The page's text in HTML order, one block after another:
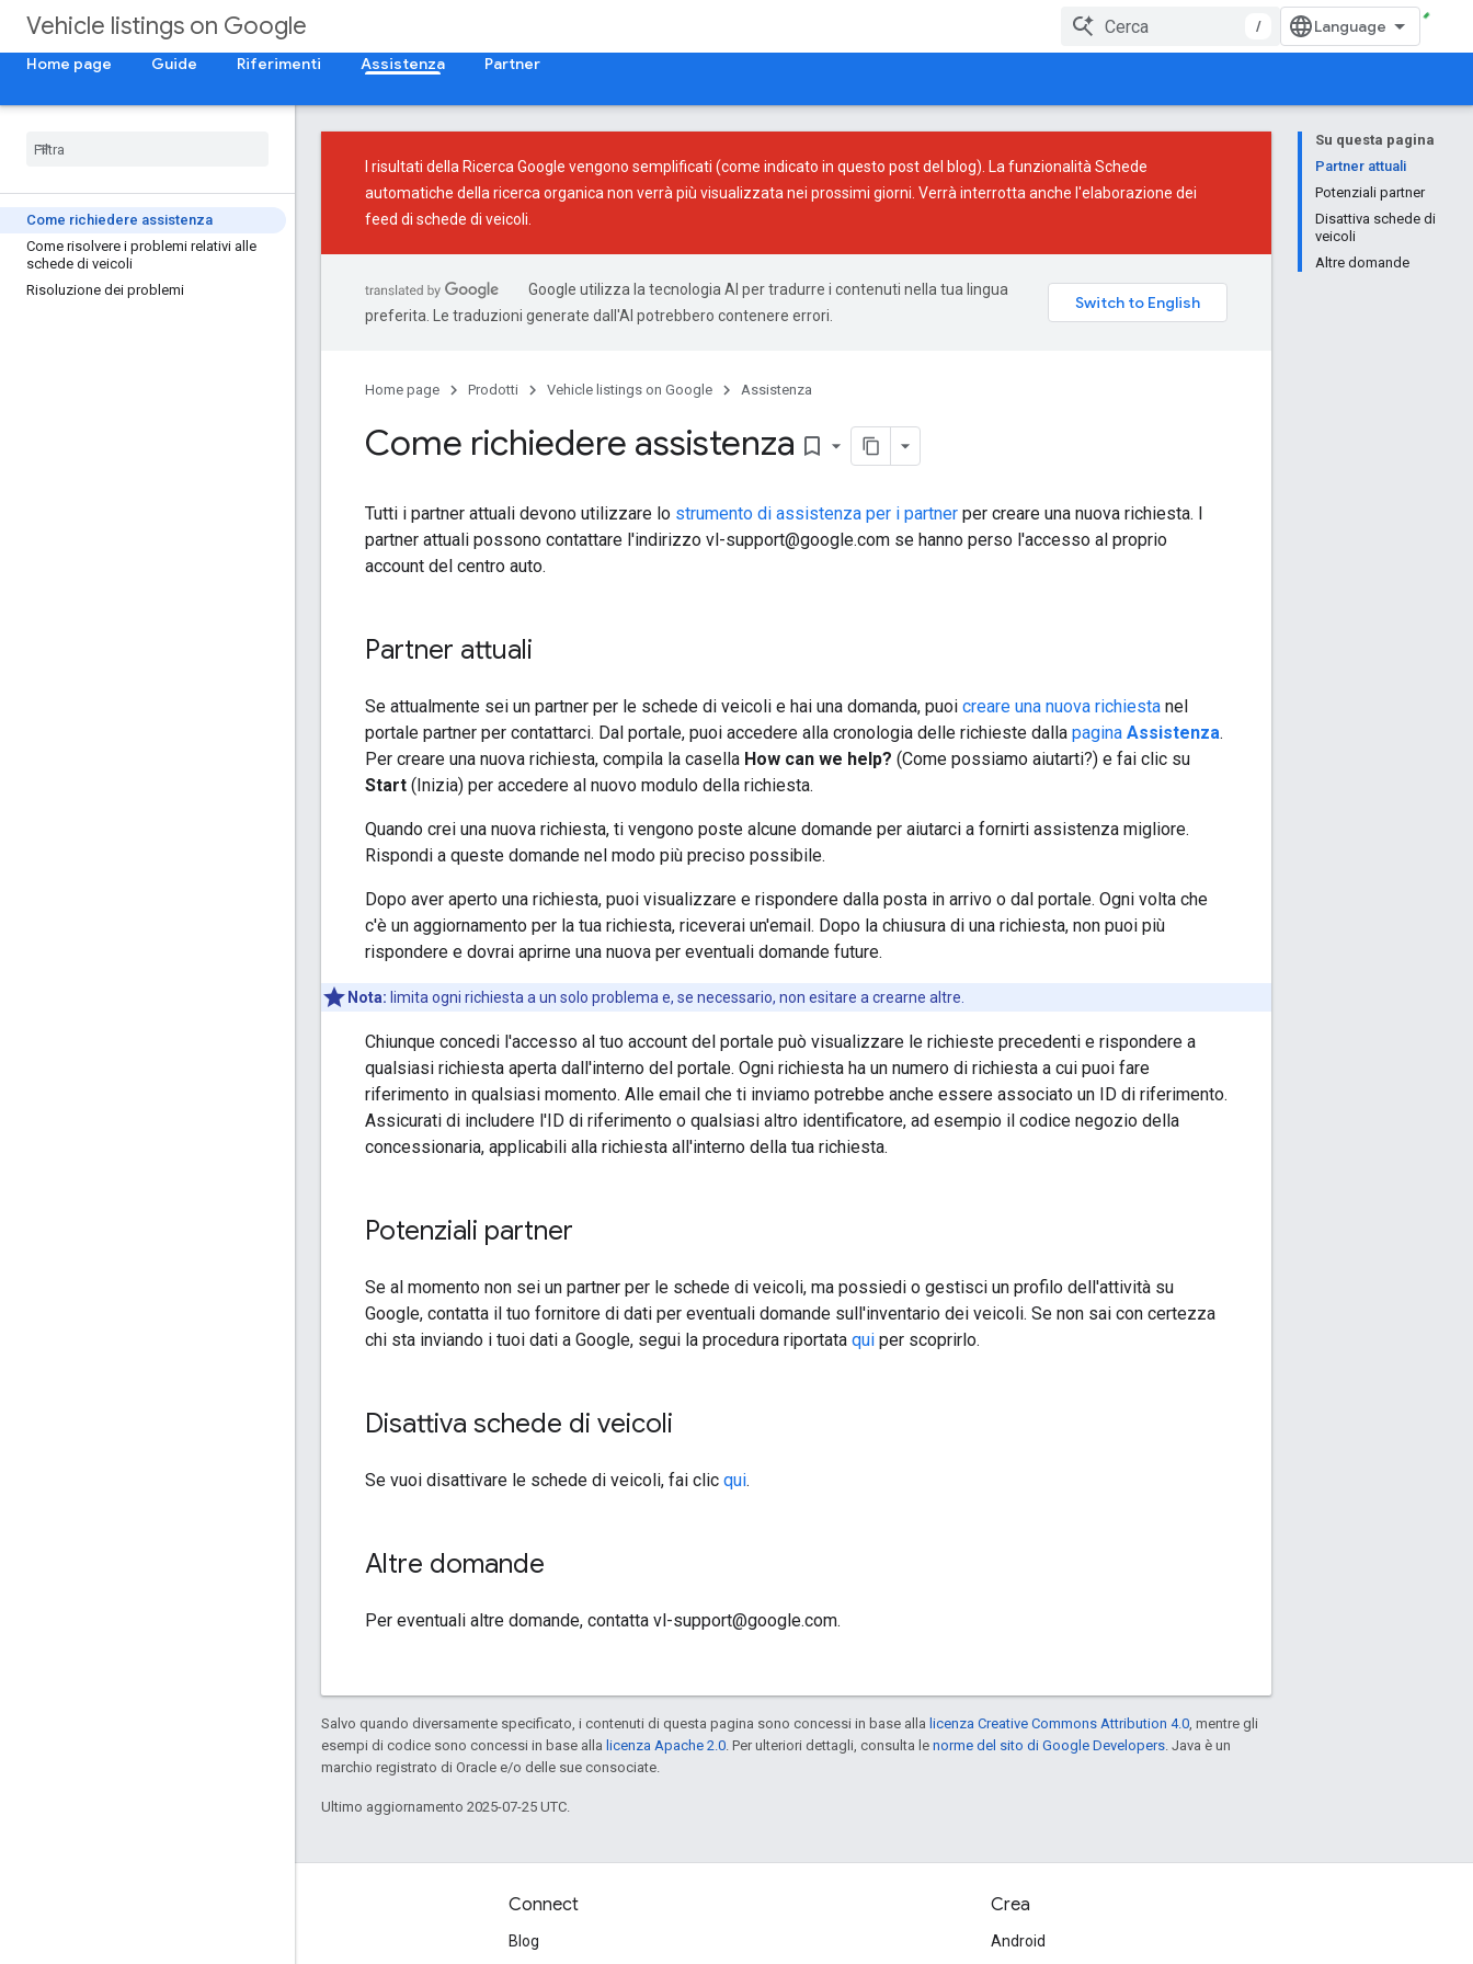
Vehicle listings on Google
/
Home page
Guide Riferimenti Assistenza Partner
Come richiedere assistenza
Come risolvere i problemi relativi alle
schede di veicoli
Risoluzione dei problemi
Su questa pagina
Partner attuali
Potenziali partner
Disattiva schede di
veicoli
Altre domande
I risultati della Ricerca Google vengono semplificati (come indicato in questo post del blog). La funzionalità Schede
automatiche della ricerca organica non verrà più visualizzata nei prossimi giorni. Verrà interrotta anche l'elaborazione dei
feed di schede di veicoli.
Google utilizza la tecnologia AI per tradurre i contenuti nella tua lingua
preferita. Le traduzioni generate dall'AI potrebbero contenere errori.
Home page Prodotti Vehicle listings on Google Assistenza
Come richiedere assistenza bookmark_border
Tutti i partner attuali devono utilizzare lo strumento di assistenza per i partner per creare una nuova richiesta. I
partner attuali possono contattare l'indirizzo vl-support@google.com se hanno perso l'accesso al proprio
account del centro auto.
Partner attuali
Se attualmente sei un partner per le schede di veicoli e hai una domanda, puoi creare una nuova richiesta nel
portale partner per contattarci. Dal portale, puoi accedere alla cronologia delle richieste dalla pagina Assistenza.
Per creare una nuova richiesta, compila la casella How can we help? (Come possiamo aiutarti?) e fai clic su
Start (Inizia) per accedere al nuovo modulo della richiesta.
Quando crei una nuova richiesta, ti vengono poste alcune domande per aiutarci a fornirti assistenza migliore.
Rispondi a queste domande nel modo più preciso possibile.
Dopo aver aperto una richiesta, puoi visualizzare e rispondere dalla posta in arrivo o dal portale. Ogni volta che
c'è un aggiornamento per la tua richiesta, riceverai un'email. Dopo la chiusura di una richiesta, non puoi più
rispondere e dovrai aprirne una nuova per eventuali domande future.
Nota: limita ogni richiesta a un solo problema e, se necessario, non esitare a crearne altre.
Chiunque concedi l'accesso al tuo account del portale può visualizzare le richieste precedenti e rispondere a
qualsiasi richiesta aperta dall'interno del portale. Ogni richiesta ha un numero di richiesta a cui puoi fare
riferimento in qualsiasi momento. Alle email che ti inviamo potrebbe anche essere associato un ID di riferimento.
Assicurati di includere l'ID di riferimento o qualsiasi altro identificatore, ad esempio il codice negozio della
concessionaria, applicabili alla richiesta all'interno della tua richiesta.
Potenziali partner
Se al momento non sei un partner per le schede di veicoli, ma possiedi o gestisci un profilo dell'attività su
Google, contatta il tuo fornitore di dati per eventuali domande sull'inventario dei veicoli. Se non sai con certezza
chi sta inviando i tuoi dati a Google, segui la procedura riportata qui per scoprirlo.
Disattiva schede di veicoli
Se vuoi disattivare le schede di veicoli, fai clic qui.
Altre domande
Per eventuali altre domande, contatta vl-support@google.com.
Salvo quando diversamente specificato, i contenuti di questa pagina sono concessi in base alla licenza Creative Commons Attribution 4.0 , mentre gli
esempi di codice sono concessi in base alla licenza Apache 2.0 . Per ulteriori dettagli, consulta le norme del sito di Google Developers . Java è un
marchio registrato di Oracle e/o delle sue consociate.
Ultimo aggiornamento 2025-07-25 UTC.
Connect
Blog
Crea
Android